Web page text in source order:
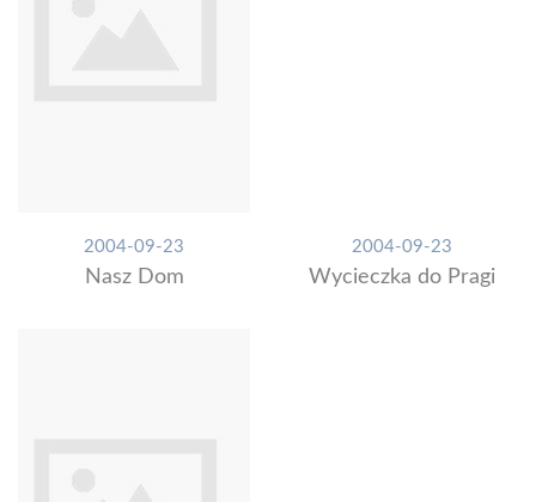
2004-09-23
Nasz Dom
2004-09-23
Wycieczka do Pragi